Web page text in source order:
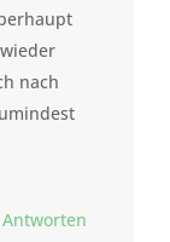
nach
Antworten